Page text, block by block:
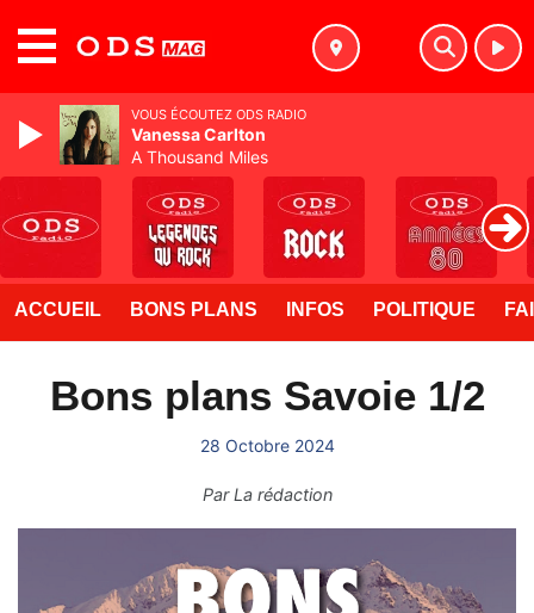
ACCUEIL BONS PLANS INFOS POLITIQUE
Bons plans Savoie 1/2
28 Octobre 2024
ParLa rédaction
VOUS ÉCOUTEZ ODS RADIO
Vanessa Carlton
A Thousand Miles